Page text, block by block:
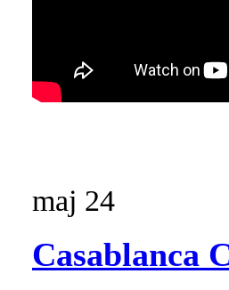
maj 24
Casablanca